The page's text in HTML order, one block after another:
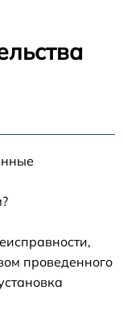
проведенного